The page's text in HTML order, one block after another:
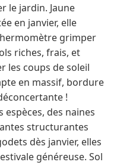
le jardin. Jaune
en janvier, elle
grimper
riches, frais, et
les coups de soleil
en massif, bordure
!
espèces, des naines
structurantes
dès janvier, elles
généreuse. Sol